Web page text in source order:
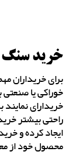
خرید سنگ
برای خریداران
خوراکی یا
خریدارای
راحتی بیشتر
ایجاد کرده و
محصول خود از